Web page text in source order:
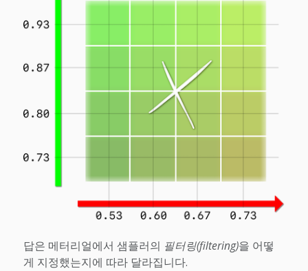
답은 메터리얼에서 샘플러의 필터링(filtering)을 어떻
게 지정했는지에 따라 달라집니다.